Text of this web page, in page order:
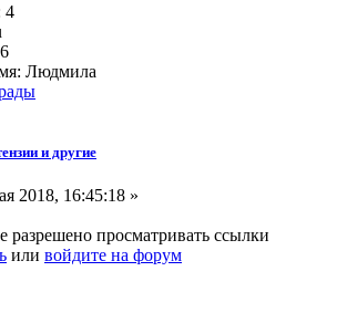
4
Людмила
и другие
2018, 16:45:18 »
просматривать ссылки
или войдите на форум